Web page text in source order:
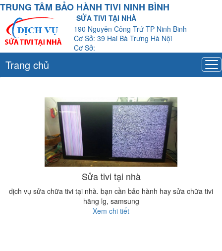
TRUNG TÂM BẢO HÀNH TIVI NINH BÌNH
SỬA TIVI TẠI NHÀ
190 Nguyễn Công Trứ-TP Ninh Binh
Cơ Sở: 39 Hai Bà Trưng Hà Nội
Cơ Sở:
Trang chủ
Sửa tivi tại nhà
dịch vụ sửa chữa tivi tại nhà. bạn cần bảo hành hay sửa chữa tivi
hãng lg, samsung
Xem chi tiết